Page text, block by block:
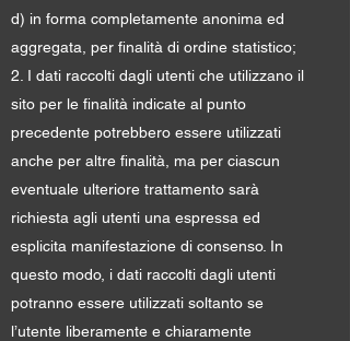
d) in forma completamente anonima ed
aggregata, per finalità di ordine statistico;
2. I dati raccolti dagli utenti che utilizzano il
sito per le finalità indicate al punto
precedente potrebbero essere utilizzati
anche per altre finalità, ma per ciascun
eventuale ulteriore trattamento sarà
richiesta agli utenti una espressa ed
esplicita manifestazione di consenso. In
questo modo, i dati raccolti dagli utenti
potranno essere utilizzati soltanto se
l’utente liberamente e chiaramente